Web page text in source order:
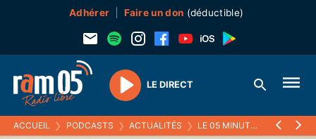
Adhérer Faire un don (déductible)
Play
LE DIRECT
ACCUEIL ❯ PODCASTS ❯ ACTUALITÉS ❯ LE 05 MINUTES 11